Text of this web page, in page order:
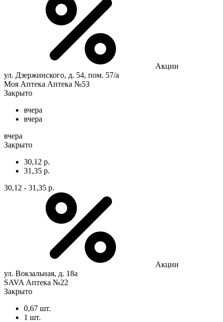
Акции
ул. Дзержинского, д. 54, пом. 57/а
Моя Аптека Аптека №53
Закрыто
вчера
вчера
вчера
Закрыто
30,12 р.
31,35 р.
30,12 - 31,35 р.
Акции
ул. Вокзальная, д. 18а
SAVA Аптека №22
Закрыто
0,67 шт.
1 шт.